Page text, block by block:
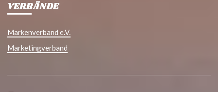
VERBÄNDE
Markenverband e.V.
Marketingverband